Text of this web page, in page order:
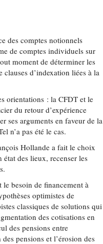
des comptes notionnels
de comptes individuels sur
moment de déterminer les
clauses d’indexation liées à la
orientations : la CFDT et le
du retour d’expérience
ses arguments en faveur de la
n’a pas été le cas.
Hollande a fait le choix
des lieux, recenser les
besoin de financement à
optimistes de
classiques de solutions qui
des cotisations en
des pensions entre
pensions et l’érosion des